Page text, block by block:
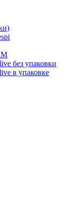
без упаковки
в упаковке